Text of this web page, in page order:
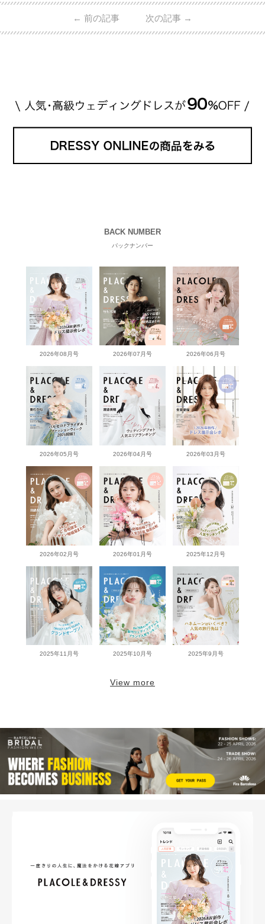
日本で人気のブランドまで幅広くご紹介。 さらに、
・愛用している芸能人夫婦 ・リングの特徴や魅力 ・
← 前の記事 次の記事 →
BACK NUMBER
バックナンバー
2026年08月号 2026年07月号 2026年06月号
2026年05月号 2026年04月号 2026年03月号
2026年02月号 2026年01月号 2025年12月号
2025年11月号 2025年10月号 2025年9月号
View more